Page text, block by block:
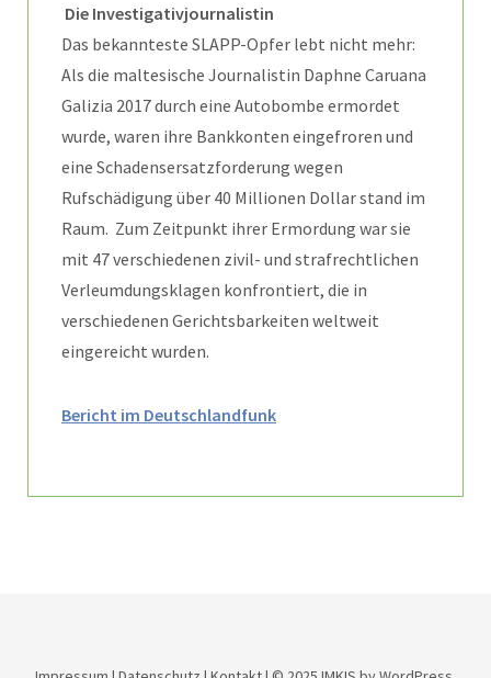
Die Investigativjournalistin
Das bekannteste SLAPP-Opfer lebt nicht mehr:
Als die maltesische Journalistin Daphne Caruana
Galizia 2017 durch eine Autobombe ermordet
wurde, waren ihre Bankkonten eingefroren und
eine Schadensersatzforderung wegen
Rufschädigung über 40 Millionen Dollar stand im
Raum. Zum Zeitpunkt ihrer Ermordung war sie
mit 47 verschiedenen zivil- und strafrechtlichen
Verleumdungsklagen konfrontiert, die in
verschiedenen Gerichtsbarkeiten weltweit
eingereicht wurden.
Bericht im Deutschlandfunk